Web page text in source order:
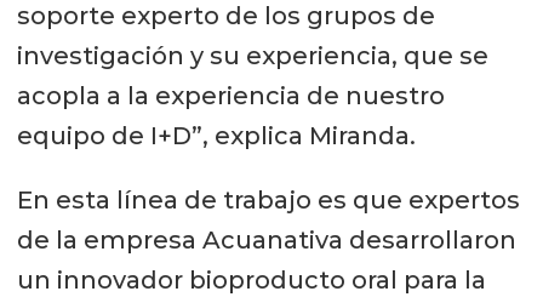
soporte experto de los grupos de
investigación y su experiencia, que se
acopla a la experiencia de nuestro
equipo de I+D”, explica Miranda.
En esta línea de trabajo es que expertos
de la empresa Acuanativa desarrollaron
un innovador bioproducto oral para la